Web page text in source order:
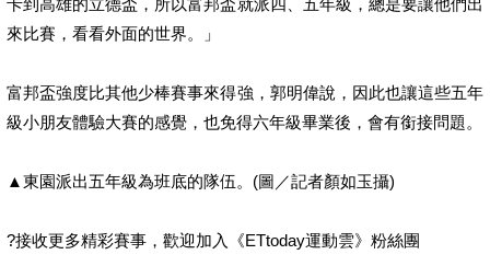
卡到高雄的立德盃，所以富邦盃就派四、五年級，總是要讓他們出
來比賽，看看外面的世界。」
富邦盃強度比其他少棒賽事來得強，郭明偉說，因此也讓這些五年
級小朋友體驗大賽的感覺，也免得六年級畢業後，會有銜接問題。
▲東園派出五年級為班底的隊伍。(圖／記者顏如玉攝)
?接收更多精彩賽事，歡迎加入《ETtoday運動雲》粉絲團